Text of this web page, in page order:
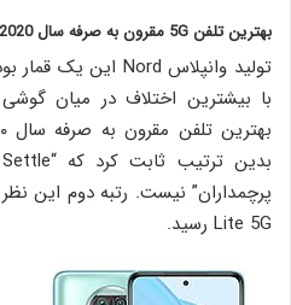
بهترین تلفن 5G مقرون به صرفه سال 2020: وانپلاس Nord
با بیشترین اختلاف در میان
Lite 5G رسید.